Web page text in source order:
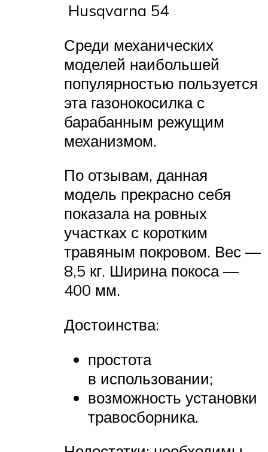
Husqvarna 54
Среди механических
моделей наибольшей
популярностью пользуется
эта газонокосилка с
барабанным режущим
механизмом.
По отзывам, данная
модель прекрасно себя
показала на ровных
участках с коротким
травяным покровом. Вес —
8,5 кг. Ширина покоса —
400 мм.
Достоинства:
простота
в использовании;
возможность установки
травосборника.